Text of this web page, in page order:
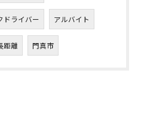
ドライバー アルバイト
距離 門真市